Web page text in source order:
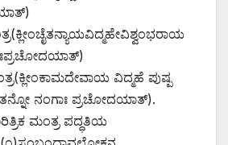
ವಿದ್ಮಹೆ ಪುಷ್ಪ
ನಂಗಾಃ ಪ್ರಚೋದಯಾತ್).
ಮಂತ್ರ ಪದ್ಧತಿಯ